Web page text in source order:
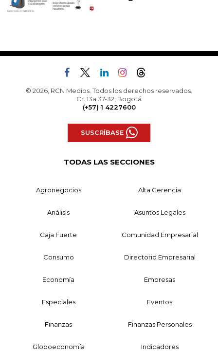
© 2026, RCN Medios. Todos los derechos reservados.
Cr. 13a 37-32, Bogotá
(+57) 1 4227600
SUSCRÍBASE
TODAS LAS SECCIONES
Agronegocios Alta Gerencia
Análisis Asuntos Legales
Caja Fuerte Comunidad Empresarial
Consumo Directorio Empresarial
Economía Empresas
Especiales Eventos
Finanzas Finanzas Personales
Globoeconomía Indicadores